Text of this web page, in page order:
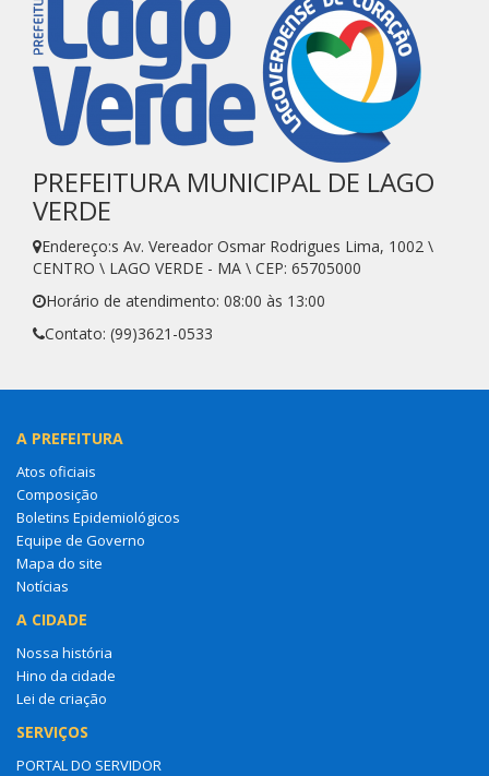
PREFEITURA MUNICIPAL DE LAGO
VERDE
Endereço:s Av. Vereador Osmar Rodrigues Lima, 1002 \
CENTRO \ LAGO VERDE - MA \ CEP: 65705000
Horário de atendimento: 08:00 às 13:00
Contato: (99)3621-0533
A PREFEITURA
Atos oficiais
Composição
Boletins Epidemiológicos
Equipe de Governo
Mapa do site
Notícias
A CIDADE
Nossa história
Hino da cidade
Lei de criação
SERVIÇOS
PORTAL DO SERVIDOR